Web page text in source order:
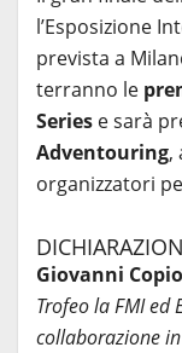
l’Esposizione
prevista a
terranno le
Series e sarà
Adventouring,
organizzatori
Giovanni
Trofeo la FMI ed
collaborazione